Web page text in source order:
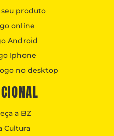
produto
online
Android
Iphone
no desktop
a BZ
Cultura